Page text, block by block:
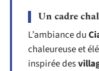
Un cadre
L’ambiance du
chaleureuse et
inspirée des